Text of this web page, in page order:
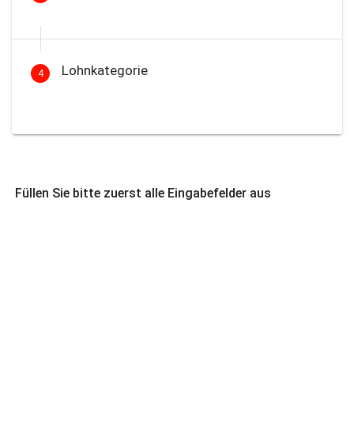
4 Lohnkategorie
Füllen Sie bitte zuerst alle Eingabefelder aus